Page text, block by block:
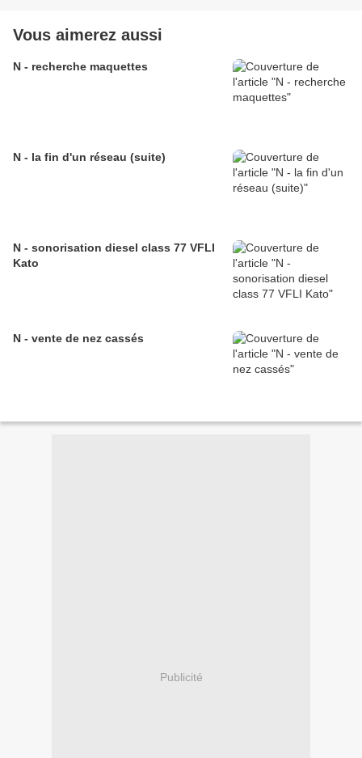
Vous aimerez aussi
N - recherche maquettes
N - la fin d'un réseau (suite)
N - sonorisation diesel class 77 VFLI
Kato
N - vente de nez cassés
Publicité